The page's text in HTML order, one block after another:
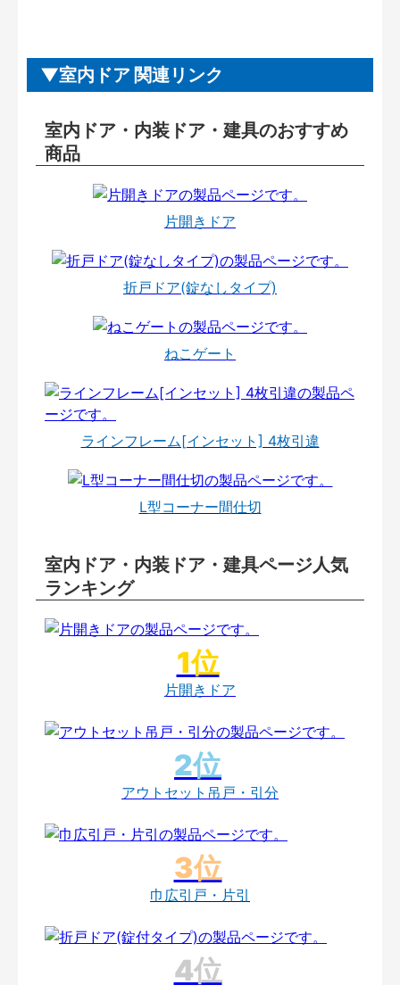
室内ドア 関連リンク
室内ドア・内装ドア・建具のおすすめ
商品
片開きドア
折戸ドア(錠なしタイプ)
ねこゲート
ラインフレーム[インセット] 4枚引違
L型コーナー間仕切
室内ドア・内装ドア・建具ページ人気
ランキング
片開きドア
アウトセット吊戸・引分
巾広引戸・片引